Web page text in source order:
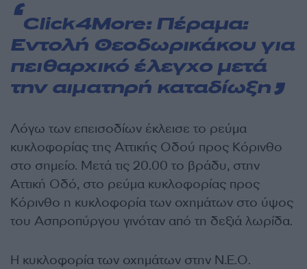
Click4More: Πέραμα:
Εντολή Θεοδωρικάκου για
πειθαρχικό έλεγχο μετά
την αιματηρή καταδίωξη
Λόγω των επεισοδίων έκλεισε το ρεύμα
κυκλοφορίας της Αττικής Οδού προς Κόρινθο
στο σημείο. Μετά τις 20.00 το βράδυ, στην
Αττική Οδό, στο ρεύμα κυκλοφορίας προς
Κόρινθο η κυκλοφορία των οχημάτων στο ύψος
του Ασπροπύργου γινόταν από τη δεξιά λωρίδα.
Η κυκλοφορία των οχημάτων στην N.E.O.